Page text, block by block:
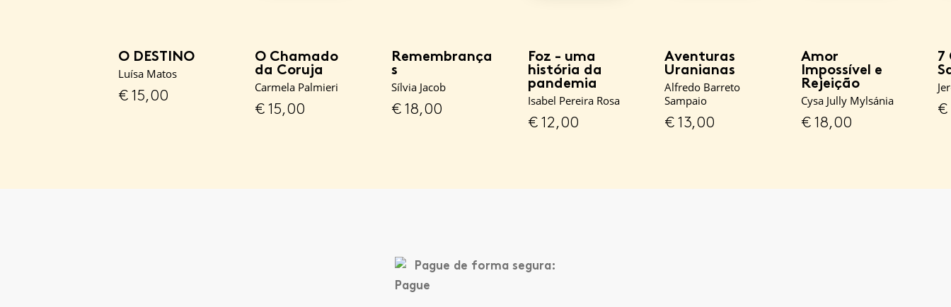
O DESTINO
Luísa Matos
€15,00
O Chamado
da Coruja
Carmela Palmieri
€15,00
Remembrança
s
Sílvia Jacob
€18,00
Foz - uma
história da
pandemia
Isabel Pereira Rosa
€12,00
Aventuras
Uranianas
Alfredo Barreto
Sampaio
€13,00
Amor
Impossível e
Rejeição
Cysa Jully Mylsánia
€18,00
7
€
Pague de forma segura: